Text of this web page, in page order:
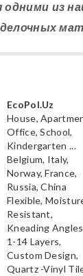
из
EcoPol.Uz
House,
Office, School,
Kindergarten ...
Belgium, Italy,
Norway, France,
Russia, China
Flexible,
Resistant,
Kneading
1-14 Layers,
Custom Design,
Quartz -Vinyl